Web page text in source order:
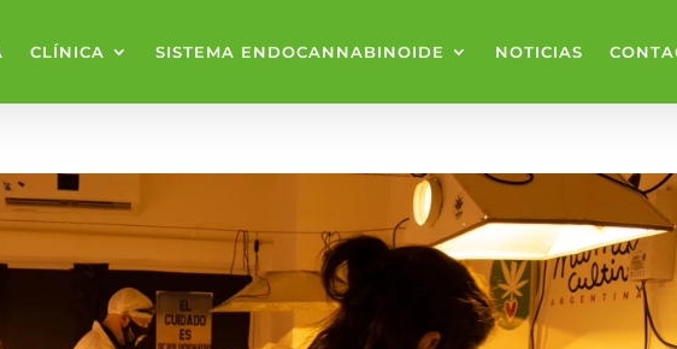
CLÍNICA SISTEMA ENDOCANNABINOIDE NOTICIAS